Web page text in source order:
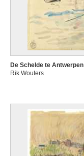
De Schelde te Antwerpen
Rik Wouters